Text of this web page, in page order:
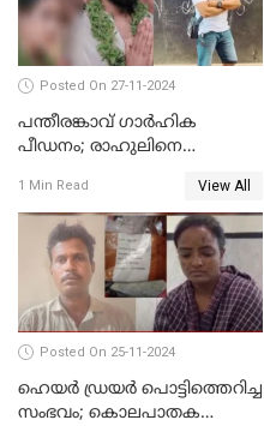
Posted On 27-11-2024
പന്തീരങ്കാവ് ഗാർഹിക
പീഡനം; രാഹുലിനെ
പൊലീസ് കോടതിയിൽ
അപേക്ഷ നൽകും
1 Min Read View All
Posted On 25-11-2024
ഹെയര്‍ ഡ്രയര്‍ പൊട്ടിത്തെറിച്ച
സംഭവം; കൊലപാതക